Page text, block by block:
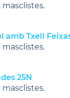
amb Txell
25N